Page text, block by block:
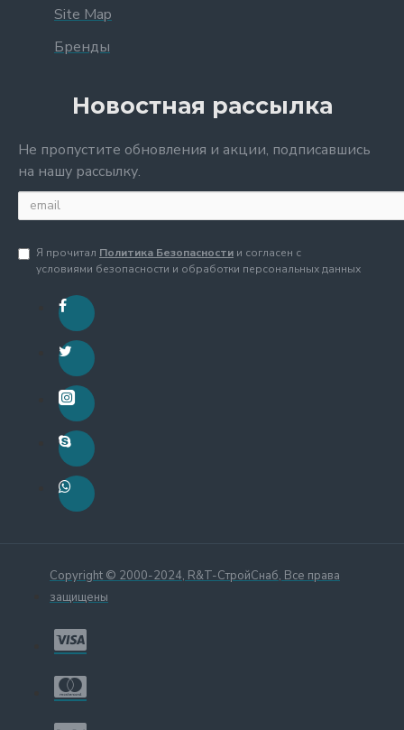
Site Map
Бренды
Новостная рассылка
Не пропустите обновления и акции, подписавшись
на нашу рассылку.
Я прочитал Политика Безопасности и согласен с
условиями безопасности и обработки персональных данных
Copyright © 2000-2024, R&T-СтройСнаб, Все права
защищены